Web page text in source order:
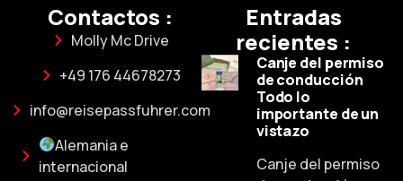
Contactos :
Molly Mc Drive
+49 176 44678273
info@reisepassfuhrer.com
Alemania e
internacional
Entradas
recientes :
Canje del permiso
de conducción
Todo lo
importante de un
vistazo
Canje del permiso